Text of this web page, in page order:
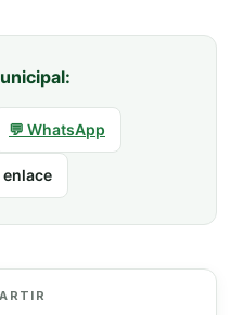
💬 WhatsApp
enlace